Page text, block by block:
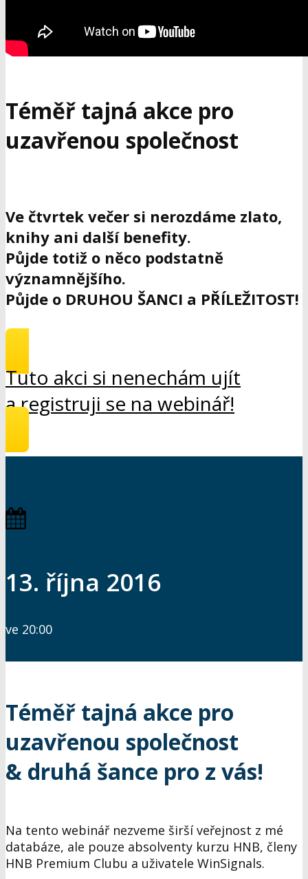
Téměř tajná akce pro
uzavřenou společnost
Ve čtvrtek večer si nerozdáme zlato,
knihy ani další benefity.
Půjde totiž o něco podstatně
významnějšího.
Půjde o DRUHOU ŠANCI a PŘÍLEŽITOST!
Tuto akci si nenechám ujít
a registruji se na webinář!
13. října 2016
ve 20:00
Téměř tajná akce pro
uzavřenou společnost
& druhá šance pro z vás!
Na tento webinář nezveme širší veřejnost z mé
databáze, ale pouze absolventy kurzu HNB, členy
HNB Premium Clubu a uživatele WinSignals.